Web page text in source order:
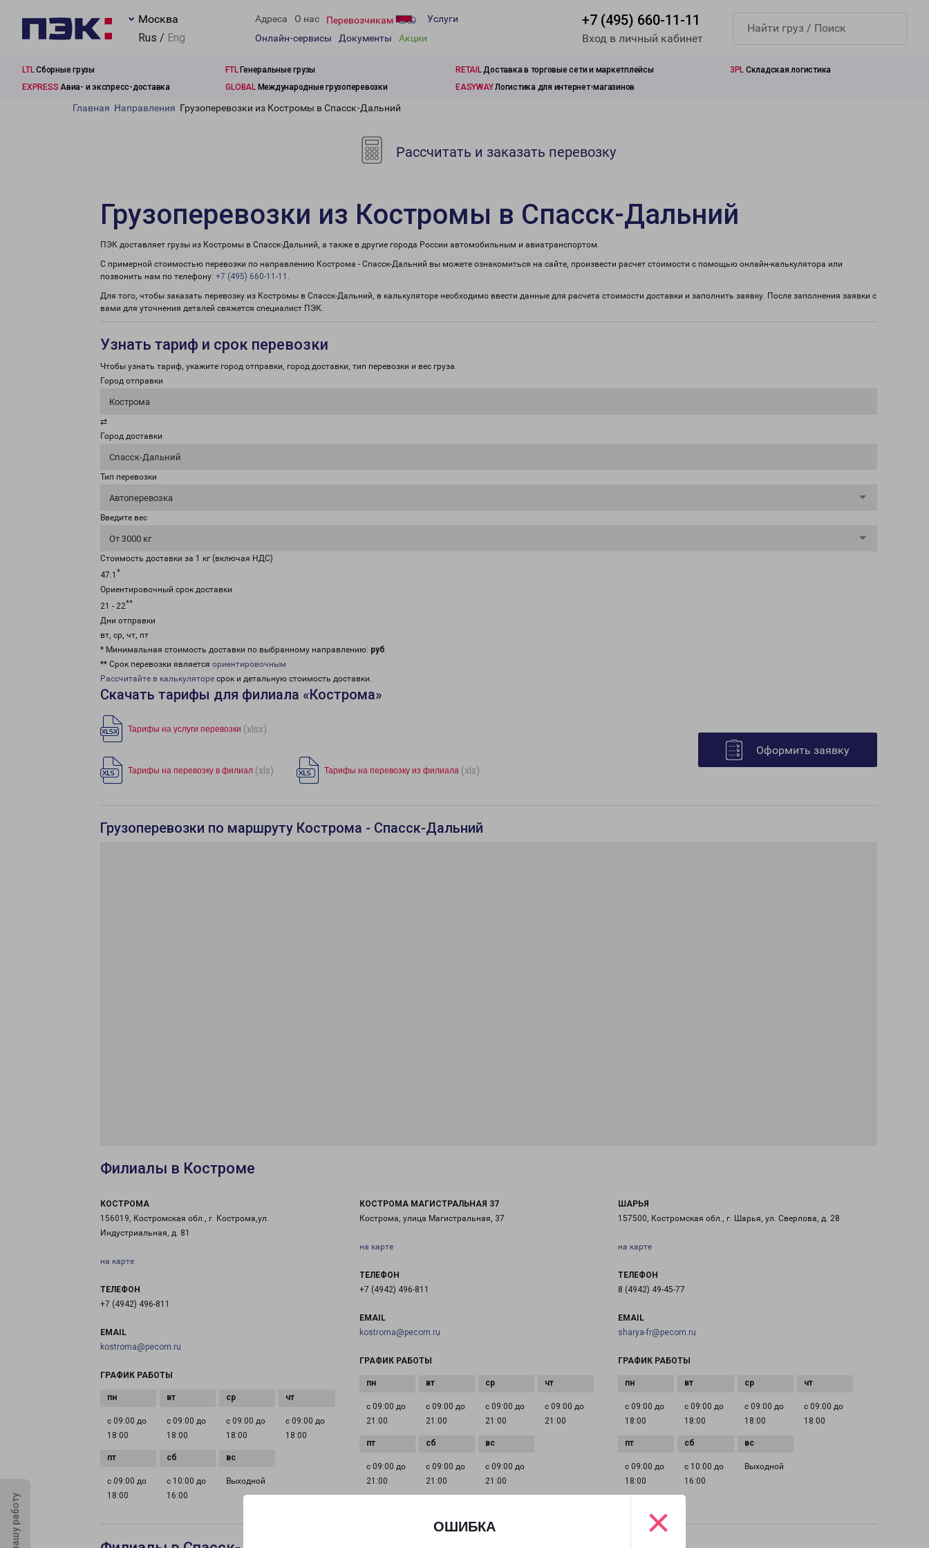
ОШИБКА ×
Москва
Rus / Eng
Адреса О нас Перевозчикам
Услуги
Онлайн-сервисы
Документы Акции
+7 (495) 660-11-11
Вход в личный кабинет
LTLСборные грузы FTLГенеральные грузы RETAILДоставка в торговые сети и маркетплейсы 3PL Складская логистика
EXPRESS Авиа- и экспресс-доставка GLOBALМеждународные грузоперевозки EASYWAYЛогистика для интернет-магазинов
Главная Направления Грузоперевозки из Костромы в Спасск-Дальний
Рассчитать и заказать перевозку
Грузоперевозки из Костромы в Спасск-Дальний
ПЭК доставляет грузы из Костромы в Спасск-Дальний, а также в другие города России автомобильным и авиатранспортом.
С примерной стоимостью перевозки по направлению Кострома - Спасск-Дальний вы можете ознакомиться на сайте, произвести расчет стоимости с помощью онлайн-калькулятора или
позвонить нам по телефону: +7 (495) 660-11-11 .
Для того, чтобы заказать перевозку из Костромы в Спасск-Дальний, в калькуляторе необходимо ввести данные для расчета стоимости доставки и заполнить заявку. После заполнения заявки с
вами для уточнения деталей свяжется специалист ПЭК.
Узнать тариф и срок перевозки
Чтобы узнать тариф, укажите город отправки, город доставки, тип перевозки и вес груза.
Город отправки
Кострома
⇄
Город доставки
Спасск-Дальний
Тип перевозки
Автоперевозка
Введите вес
От 3000 кг
Стоимость доставки за 1 кг (включая НДС)
47.1 *
Ориентировочный срок доставки
21 - 22**
Дни отправки
вт, ср, чт, пт
* Минимальная стоимость доставки по выбранному направлению: руб.
** Срок перевозки является ориентировочным
Рассчитайте в калькуляторе срок и детальную стоимость доставки.
Скачать тарифы для филиала «Кострома»
Тарифы на услуги перевозки (xlsx)
Тарифы на перевозку в филиал (xls) Тарифы на перевозку из филиала (xls)
Оформить заявку
Грузоперевозки по маршруту Кострома - Спасск-Дальний
Филиалы в Костроме
КОСТРОМА
156019, Костромская обл., г. Кострома,ул.
Индустриальная, д. 81
на карте
ТЕЛЕФОН
+7 (4942) 496-811
EMAIL
kostroma@pecom.ru
ГРАФИК РАБОТЫ
с 09:00 до
18:00
с 09:00 до
18:00
с 09:00 до
18:00
с 09:00 до
18:00
с 09:00 до
18:00
с 10:00 до
16:00
Выходной
КОСТРОМА МАГИСТРАЛЬНАЯ 37
Кострома, улица Магистральная, 37
на карте
ТЕЛЕФОН
+7 (4942) 496-811
EMAIL
kostroma@pecom.ru
ГРАФИК РАБОТЫ
с 09:00 до
21:00
с 09:00 до
21:00
с 09:00 до
21:00
с 09:00 до
21:00
с 09:00 до
21:00
с 09:00 до
21:00
с 09:00 до
21:00
ШАРЬЯ
157500, Костромская обл., г. Шарья, ул. Сверлова, д. 28
на карте
ТЕЛЕФОН
8 (4942) 49-45-77
EMAIL
sharya-fr@pecom.ru
ГРАФИК РАБОТЫ
с 09:00 до
18:00
с 09:00 до
18:00
с 09:00 до
18:00
с 09:00 до
18:00
с 09:00 до
18:00
с 10:00 до
16:00
Выходной